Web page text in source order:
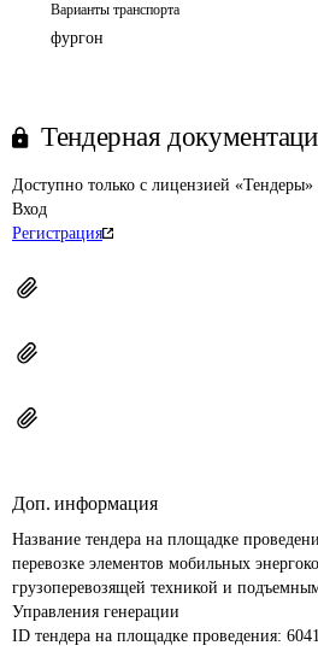
Варианты транспорта
фургон
Тендерная
Доступно только с лицензией
Вход
Регистрация
Доп. информация
Название тендера на площадке
перевозке элементов мобильных
грузоперевозящей техникой и
Управления генерации
ID тендера на площадке проведения: